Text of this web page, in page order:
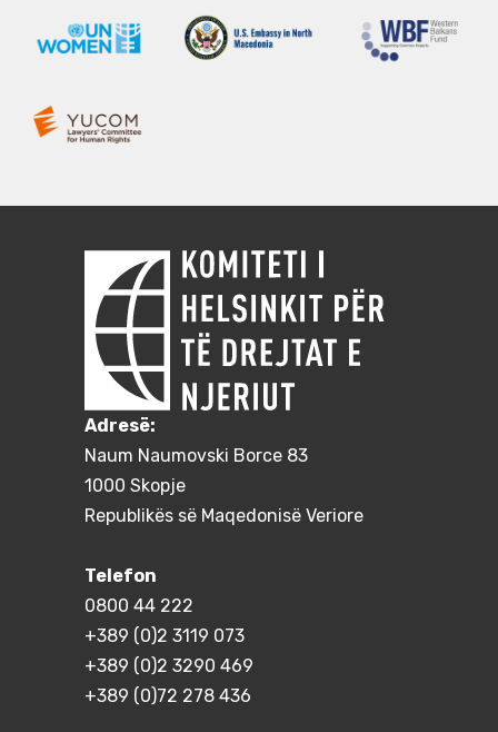
Adresë:
Naum Naumovski Borce 83
1000 Skopje
Republikës së Maqedonisë Veriore
Telefon
0800 44 222
+389 (0)2 3119 073
+389 (0)2 3290 469
+389 (0)72 278 436